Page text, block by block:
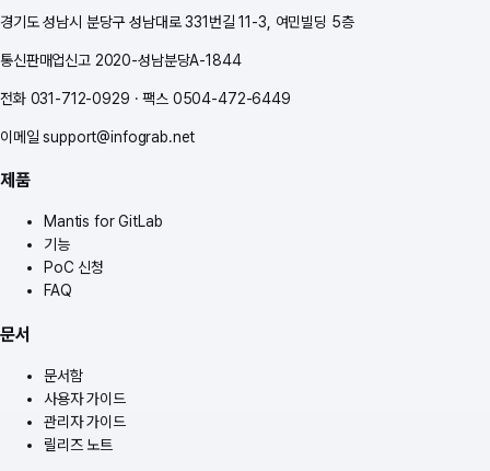
경기도 성남시 분당구 성남대로 331번길 11-3, 여민빌딩 5층
통신판매업신고 2020-성남분당A-1844
전화031-712-0929 ·팩스0504-472-6449
이메일 support@infograb.net
제품
Mantis for GitLab
기능
PoC 신청
FAQ
문서
문서함
사용자 가이드
관리자 가이드
릴리즈 노트